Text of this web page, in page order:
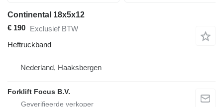
Continental 18x5x12
€ 190 Exclusief BTW
Heftruckband
Nederland, Haaksbergen
Forklift Focus B.V.